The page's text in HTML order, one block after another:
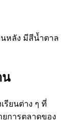
หลัง มีสีน้ำตาล
น
รียนต่าง ๆ ที่
การตลาดของ